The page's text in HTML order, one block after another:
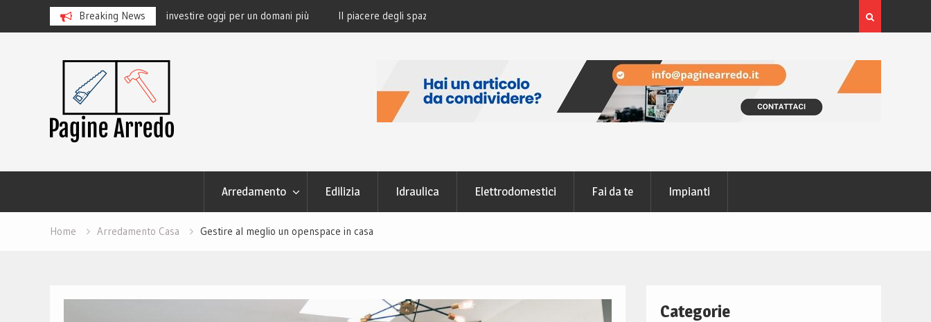
Breaking News
oggi per un domani più
Il piacere degli spazi esterni: l’importanza di un arredo
outdoor di qualità
casa
Come risparmiare e creare un futuro migliore grazie
tuo fotovoltaico residenziale
Arredamento Edilizia Idraulica Elettrodomestici Fai da te Impianti
Home Arredamento Casa Gestire al meglio un openspace in casa
Categorie